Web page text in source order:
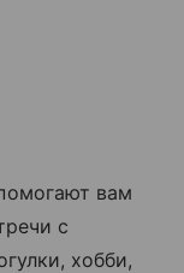
вам
с
хобби,